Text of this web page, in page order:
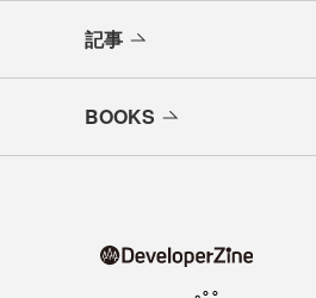
記事
BOOKS